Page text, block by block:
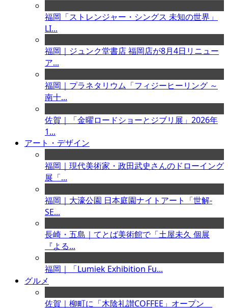
福岡「ストレンジャー・シングス 未知の世界」
LI...
福岡｜ジュンク堂書店 福岡店が8月4日リニュー
ア...
福岡｜プラネタリウム「フィジーヒーリング ～
南十...
佐賀｜「金曜ロードショーとジブリ展」2026年
1...
アート・デザイン
福岡｜現代美術家・政田武史さんのドローイング
展「...
福岡｜大濠公園 日本庭園ナイトアート「世解-
SE...
長崎・五島｜てとば美術館で「土屋未久 個展
『よる...
福岡｜「Lumiek Exhibition Fu...
グルメ
佐賀｜柳町に「木陰礼讃COFFEE」オープン